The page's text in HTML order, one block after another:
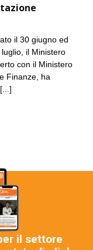
il 30 giugno ed
il Ministero
con il Ministero
Finanze, ha
[...]
il settore